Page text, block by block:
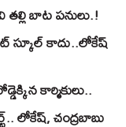
బాట పనులు.!
స్కూల్‌ కాదు..లోకేష్
కార్మికులు..
లోకేష్‌, చంద్రబాబు